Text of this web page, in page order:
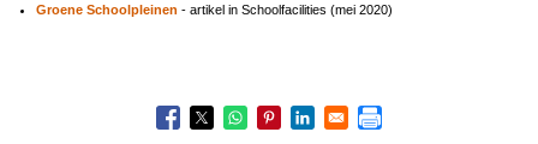
Groene Schoolpleinen - artikel in Schoolfacilities (mei 2020)